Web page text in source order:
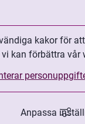
kakor för
kan förbättra vår
Anpassa